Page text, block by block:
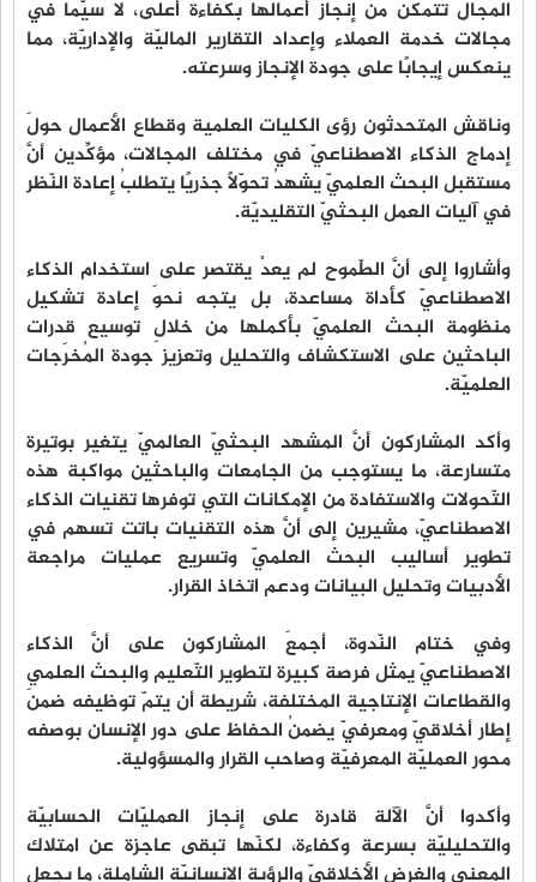
المجال تتمكنُ من إنجاز أعمالها بكفاءة أعلى، لا سيّما في
مجالات خدمة العملاء وإعداد التقارير الماليّة والإداريّة، مما
ينعكس إيجابًا على جودة الإنجاز وسرعته.
وناقش المتحدثون رؤى الكليات العلمية وقطاع الأعمال حولَ
إدماج الذكاء الاصطناعيّ في مختلف المجالات، مؤكِّدين أنَّ
مستقبل البحث العلميّ يشهدُ تحوّلًا جذريًا يتطلبُ إعادة النّظر
في آليات العمل البحثيّ التقليديّة.
وأشاروا إلى أنَّ الطّموح لم يعدْ يقتصر على استخدام الذكاء
الاصطناعيّ كأداة مساعدة، بل يتجه نحوَ إعادة تشكيل
منظومة البحث العلميّ بأكملها من خلالِ توسيع قدرات
الباحثين على الاستكشاف والتحليل وتعزيز جودة المُخرَجات
العلميّة.
وأكد المشاركون أنَّ المشهد البحثيّ العالميّ يتغير بوتيرة
متسارعة، ما يستوجب من الجامعات والباحثين مواكبة هذه
التّحولات والاستفادة من الإمكانات التي توفرها تقنيات الذكاء
الاصطناعيّ، مشيرين إلى أنَّ هذه التقنيات باتت تسهم في
تطوير أساليب البحث العلميّ وتسريع عمليات مراجعة
الأدبيات وتحليل البيانات ودعم اتخاذ القرار.
وفي ختام النّدوة، أجمعَ المشاركون على أنَّ الذكاء
الاصطناعيّ يمثل فرصة كبيرة لتطوير التّعليم والبحث العلمي
والقطاعات الإنتاجية المختلفة، شريطة أن يتمّ توظيفه ضمنَ
إطار أخلاقيّ ومعرفيّ يضمنُ الحفاظ على دور الإنسان بوصفه
محور العمليّة المعرفيّة وصاحب القرار والمسؤولية.
وأكدوا أنَّ الآلة قادرة على إنجاز العمليّات الحسابيّة
والتحليليّة بسرعة وكفاءة، لكنّها تبقى عاجزة عن امتلاك
المعنى والغرض الأخلاقيّ والرؤية الإنسانيّة الشاملة، ما يجعل